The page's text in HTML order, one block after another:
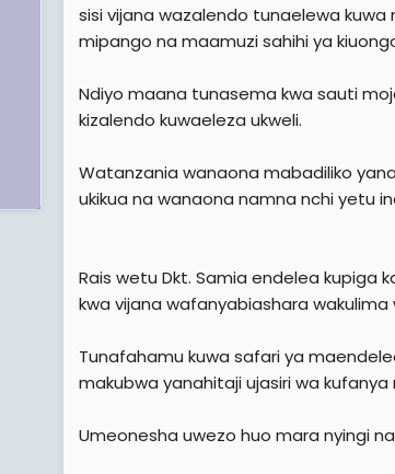
sisi vijana wazalendo tunaelewa
mipango na maamuzi sahihi ya
Ndiyo maana tunasema kwa sauti
kizalendo kuwaeleza ukweli.
Watanzania wanaona mabadiliko
ukikua na wanaona namna nchi yetu
Rais wetu Dkt. Samia endelea kupiga
kwa vijana wafanyabiashara
Tunafahamu kuwa safari ya
makubwa yanahitaji ujasiri wa
Umeonesha uwezo huo mara nyingi